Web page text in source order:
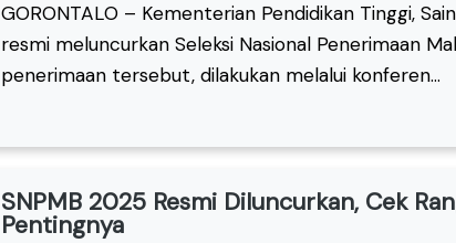
GORONTALO – Kementerian Pendidikan Tinggi,
resmi meluncurkan Seleksi Nasional Penerimaan
penerimaan tersebut, dilakukan melalui konferen...
SNPMB 2025 Resmi Diluncurkan, Cek
Pentingnya